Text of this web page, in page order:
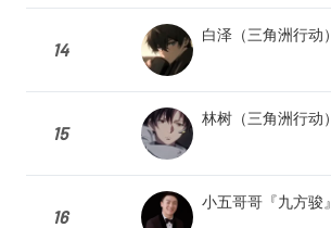
14
白泽（三角洲行动）
15
林树（三角洲行动）
16
小五哥哥『九方骏』